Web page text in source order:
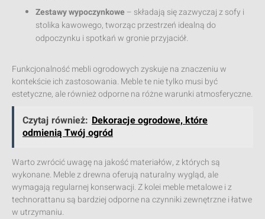
Zestawy wypoczynkowe – składają się zazwyczaj z sofy i
stolika kawowego, tworząc przestrzeń idealną do
odpoczynku i spotkań w gronie przyjaciół.
Funkcjonalność mebli ogrodowych zyskuje na znaczeniu w
kontekście ich zastosowania. Meble te nie tylko musi być
estetyczne, ale również odporne na różne warunki atmosferyczne.
Czytaj również: Dekoracje ogrodowe, które
odmienią Twój ogród
Warto zwrócić uwagę na jakość materiałów, z których są
wykonane. Meble z drewna oferują naturalny wygląd, ale
wymagają regularnej konserwacji. Z kolei meble metalowe i z
technorattanu są bardziej odporne na czynniki zewnętrzne i łatwe
w utrzymaniu.